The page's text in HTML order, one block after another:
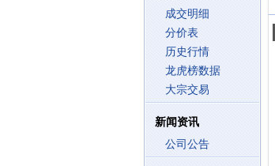
成交明细
分价表
历史行情
龙虎榜数据
大宗交易
新闻资讯
公司公告